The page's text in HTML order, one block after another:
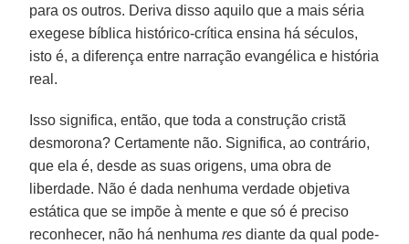
para os outros. Deriva disso aquilo que a mais séria
exegese bíblica histórico-crítica ensina há séculos,
isto é, a diferença entre narração evangélica e história
real.
Isso significa, então, que toda a construção cristã
desmorona? Certamente não. Significa, ao contrário,
que ela é, desde as suas origens, uma obra de
liberdade. Não é dada nenhuma verdade objetiva
estática que se impõe à mente e que só é preciso
reconhecer, não há nenhumares diante da qual pode-